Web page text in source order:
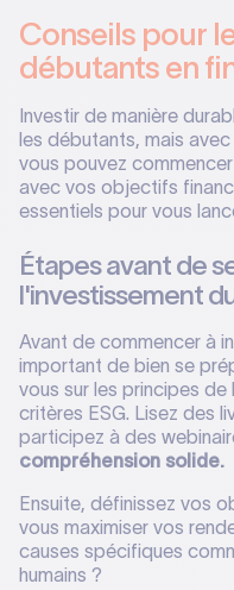
Conseils pour
débutants en
Investir de manière
les débutants, mais
vous pouvez
avec vos objectifs
essentiels pour vous
Étapes avant de
l'investissement
Avant de commencer à
important de bien se
vous sur les principes
critères ESG. Lisez des
participez à des
compréhension solide.
Ensuite, définissez vos
vous maximiser vos
causes spécifiques
humains ?